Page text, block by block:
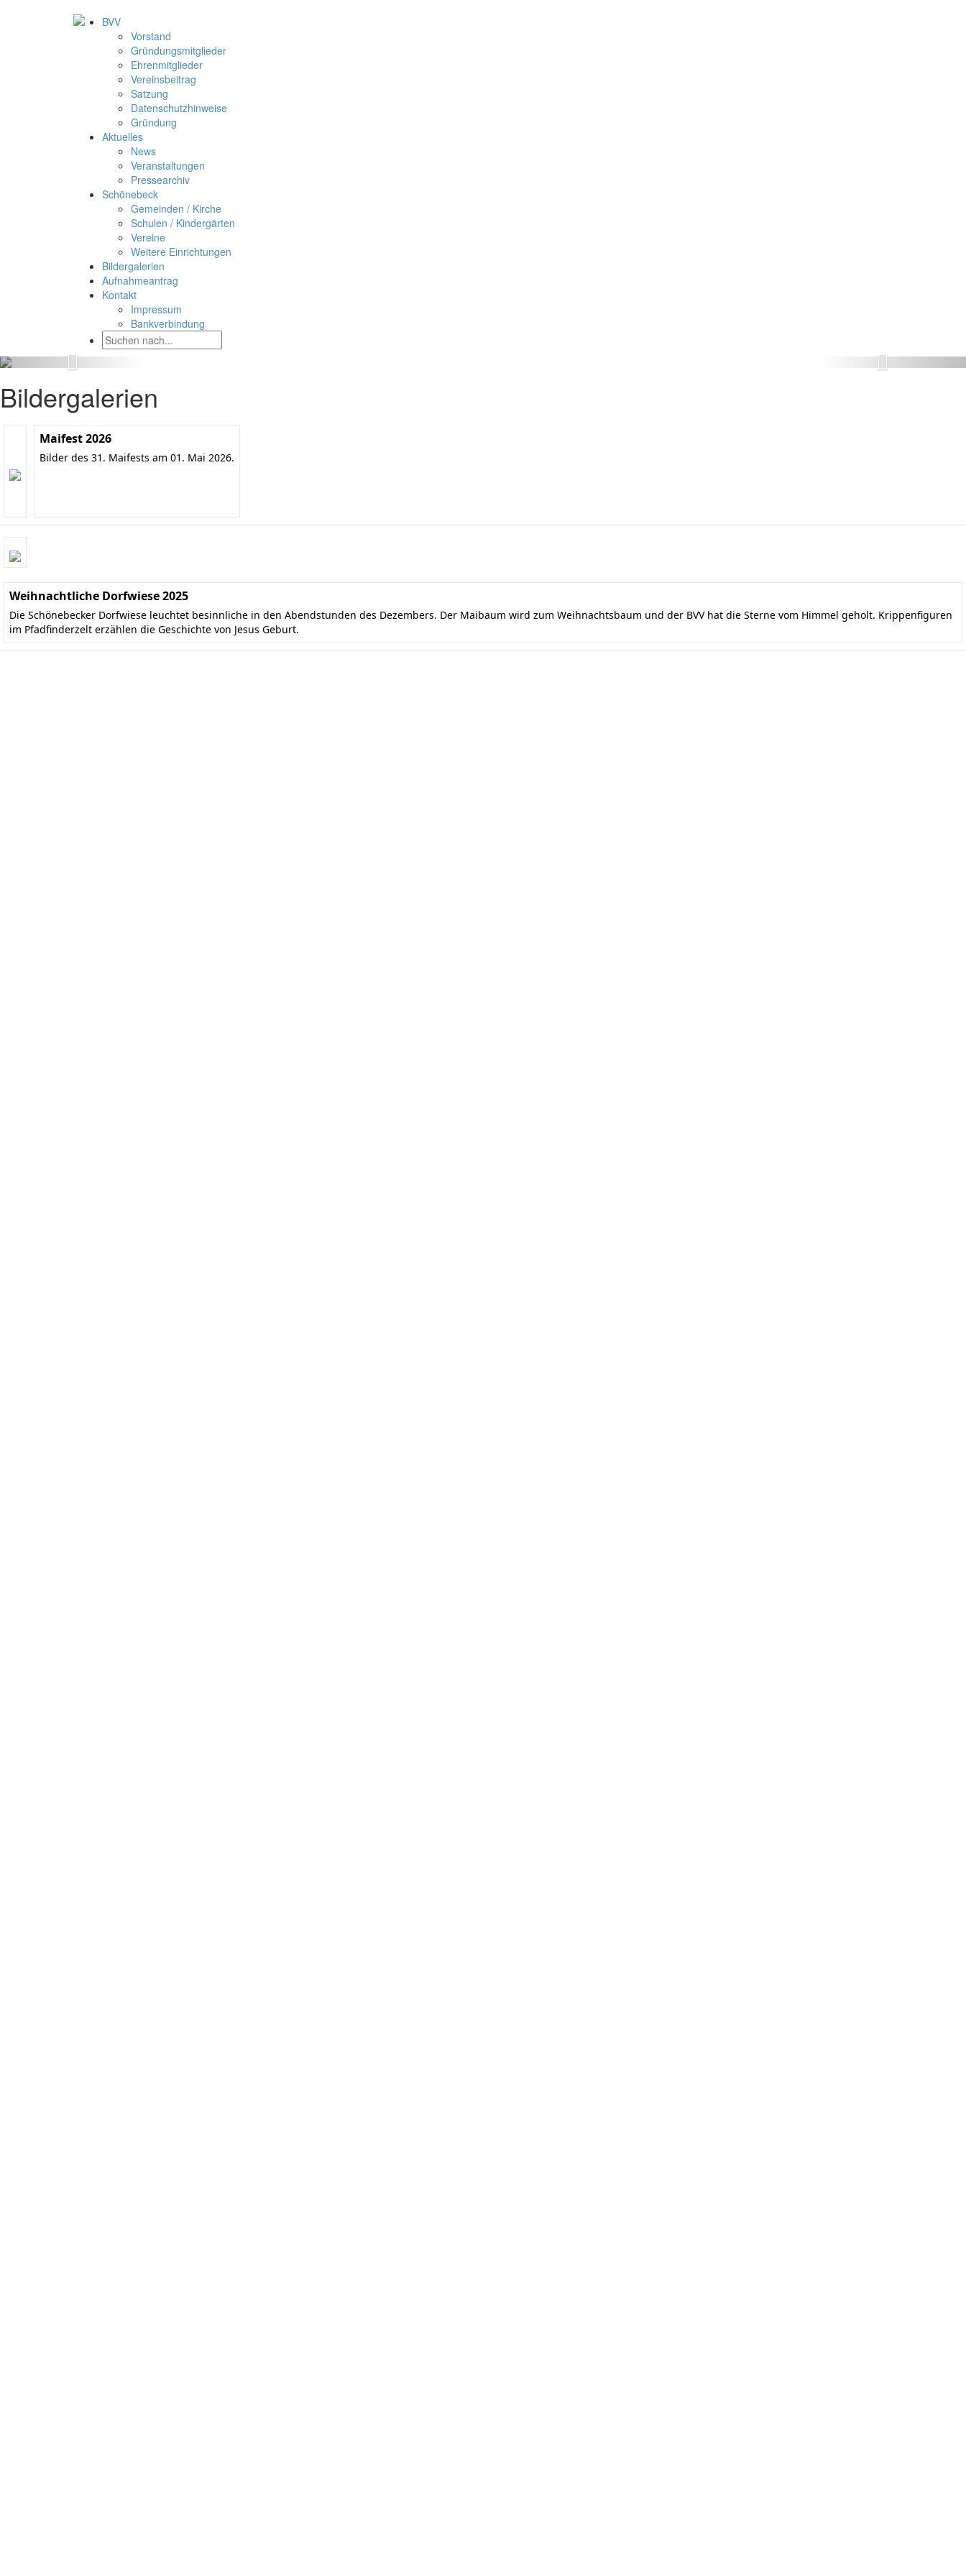
BVV
Vorstand
Gründungsmitglieder
Ehrenmitglieder
Vereinsbeitrag
Satzung
Datenschutzhinweise
Gründung
Aktuelles
News
Veranstaltungen
Pressearchiv
Schönebeck
Gemeinden / Kirche
Schulen / Kindergärten
Vereine
Weitere Einrichtungen
Bildergalerien
Aufnahmeantrag
Kontakt
Impressum
Bankverbindung
Bildergalerien
Maifest 2026
Bilder des 31. Maifests am 01. Mai 2026.
Weihnachtliche Dorfwiese 2025
Die Schönebecker Dorfwiese leuchtet besinnliche in den Abendstunden des Dezembers. Der Maibaum wird zum Weihnachtsbaum und der BVV hat die Sterne vom Himmel geholt. Krippenfiguren
im Pfadfinderzelt erzählen die Geschichte von Jesus Geburt.